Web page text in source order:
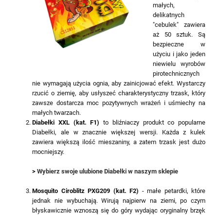
małych,
delikatnych
"cebulek" zawiera
aż 50 sztuk. Są
bezpieczne w
użyciu i jako jeden
niewielu wyrobów
pirotechnicznych
nie wymagają użycia ognia, aby zainicjować efekt. Wystarczy
rzucić o ziemię, aby usłyszeć charakterystyczny trzask, który
zawsze dostarcza moc pozytywnych wrażeń i uśmiechy na
małych twarzach.
Diabełki XXL (kat. F1) to bliźniaczy produkt co popularne
Diabełki, ale w znacznie większej wersji. Każda z kulek
zawiera większą ilość mieszaniny, a zatem trzask jest dużo
mocniejszy.
> Wybierz swoje ulubione Diabełki w naszym sklepie
Mosquito Ciroblitz PXG209 (kat. F2) - małe petardki, które
jednak nie wybuchają. Wirują najpierw na ziemi, po czym
błyskawicznie wznoszą się do góry wydając oryginalny brzęk